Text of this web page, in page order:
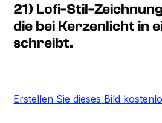
21) Lofi-Stil-
die bei Kerzenlicht in
schreibt.
Erstellen Sie dieses Bild